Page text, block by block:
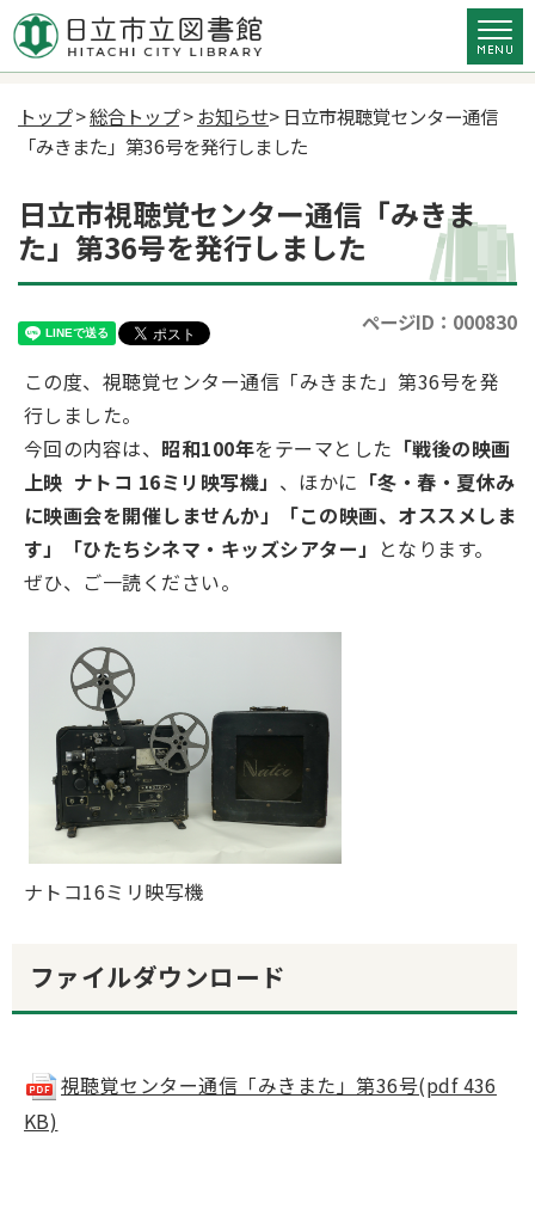
トップ>総合トップ>お知らせ> 日立市視聴覚センター通信
「みきまた」第36号を発行しました
日立市視聴覚センター通信「みきま
た」第36号を発行しました
ページID：000830
この度、視聴覚センター通信「みきまた」第36号を発
行しました。
今回の内容は、 昭和100年をテーマとした 「戦後の映画
上映 ナトコ 16ミリ映写機」 、ほかに 「冬・春・夏休み
に映画会を開催しませんか」「この映画、オススメしま
す」「ひたちシネマ・キッズシアター」 となります。
ぜひ、ご一読ください。
ナトコ16ミリ映写機
ファイルダウンロード
視聴覚センター通信「みきまた」第36号(pdf 436
KB)